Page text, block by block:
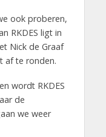
ook proberen,
RKDES ligt in
Nick de Graaf
af te ronden.
wordt RKDES
de
we weer